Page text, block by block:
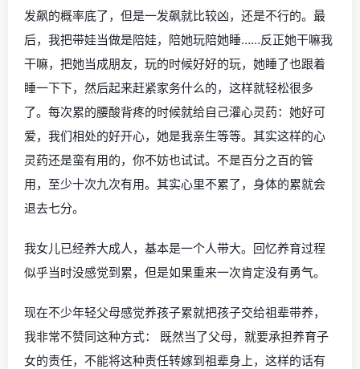
发飙的概率底了，但是一发飙就比较凶，还是不行的。最
后，我把带娃当做是陪娃，陪她玩陪她睡……反正她干嘛我
干嘛，把她当成朋友，玩的时候好好的玩，她睡了也跟着
睡一下下，然后起来赶紧家务什么的，这样就轻松很多
了。每次累的腰酸背疼的时候就给自己灌心灵药：她好可
爱，我们相处的好开心，她是我亲生等等。其实这样的心
灵药还是蛮有用的，你不妨也试试。不是百分之百的管
用，至少十次九次有用。其实心里不累了，身体的累就会
退去七分。
我女儿已经养大成人，基本是一个人带大。回忆养育过程
似乎当时没感觉到累，但是如果重来一次肯定没有勇气。
现在不少年轻父母感觉养孩子累就把孩子交给祖辈带养，
我非常不赞同这种方式： 既然当了父母，就要承担养育子
女的责任，不能将这种责任转嫁到祖辈身上，这样的话有